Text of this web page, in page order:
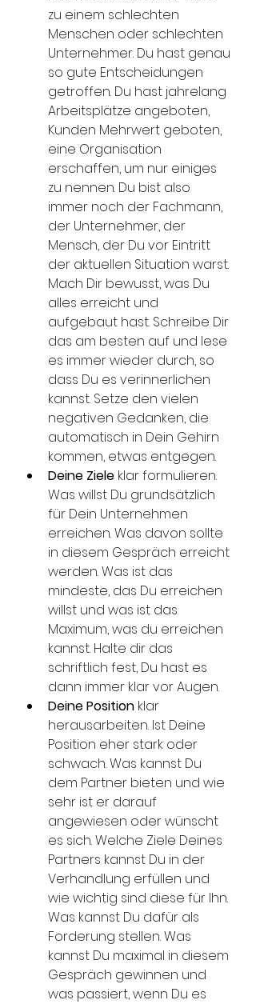
zu einem schlechten
Menschen oder schlechten
Unternehmer. Du hast genau
so gute Entscheidungen
getroffen. Du hast jahrelang
Arbeitsplätze angeboten,
Kunden Mehrwert geboten,
eine Organisation
erschaffen, um nur einiges
zu nennen. Du bist also
immer noch der Fachmann,
der Unternehmer, der
Mensch, der Du vor Eintritt
der aktuellen Situation warst.
Mach Dir bewusst, was Du
alles erreicht und
aufgebaut hast. Schreibe Dir
das am besten auf und lese
es immer wieder durch, so
dass Du es verinnerlichen
kannst. Setze den vielen
negativen Gedanken, die
automatisch in Dein Gehirn
kommen, etwas entgegen.
Deine Ziele klar formulieren.
Was willst Du grundsätzlich
für Dein Unternehmen
erreichen. Was davon sollte
in diesem Gespräch erreicht
werden. Was ist das
mindeste, das Du erreichen
willst und was ist das
Maximum, was du erreichen
kannst. Halte dir das
schriftlich fest, Du hast es
dann immer klar vor Augen.
Deine Position klar
herausarbeiten. Ist Deine
Position eher stark oder
schwach. Was kannst Du
dem Partner bieten und wie
sehr ist er darauf
angewiesen oder wünscht
es sich. Welche Ziele Deines
Partners kannst Du in der
Verhandlung erfüllen und
wie wichtig sind diese für Ihn.
Was kannst Du dafür als
Forderung stellen. Was
kannst Du maximal in diesem
Gespräch gewinnen und
was passiert, wenn Du es